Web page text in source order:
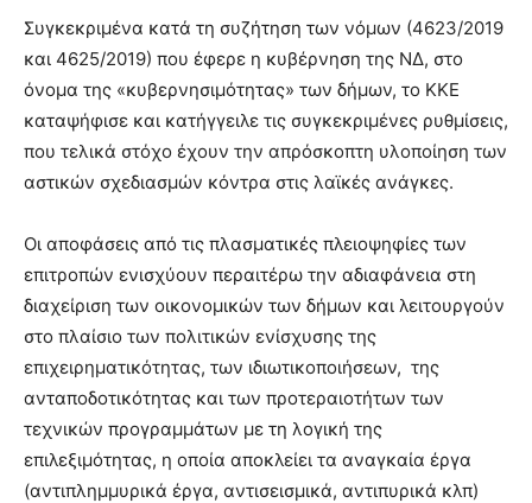
you
the
meaning
of
pain.
pornhun
hd
Συγκεκριμένα κατά τη συζήτηση των νόμων (4623/2019
και 4625/2019) που έφερε η κυβέρνηση της ΝΔ, στο
όνομα της «κυβερνησιμότητας» των δήμων, το ΚΚΕ
καταψήφισε και κατήγγειλε τις συγκεκριμένες ρυθμίσεις,
που τελικά στόχο έχουν την απρόσκοπτη υλοποίηση των
αστικών σχεδιασμών κόντρα στις λαϊκές ανάγκες.
Οι αποφάσεις από τις πλασματικές πλειοψηφίες των
επιτροπών ενισχύουν περαιτέρω την αδιαφάνεια στη
διαχείριση των οικονομικών των δήμων και λειτουργούν
στο πλαίσιο των πολιτικών ενίσχυσης της
επιχειρηματικότητας, των ιδιωτικοποιήσεων, της
ανταποδοτικότητας και των προτεραιοτήτων των
τεχνικών προγραμμάτων με τη λογική της
επιλεξιμότητας, η οποία αποκλείει τα αναγκαία έργα
(αντιπλημμυρικά έργα, αντισεισμικά, αντιπυρικά κλπ)